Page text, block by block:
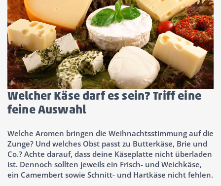
Welcher Käse darf es sein? Triff eine
feine Auswahl
Welche Aromen bringen die Weihnachtsstimmung auf die
Zunge? Und welches Obst passt zu Butterkäse, Brie und
Co.? Achte darauf, dass deine Käseplatte nicht überladen
ist. Dennoch sollten jeweils ein Frisch- und Weichkäse,
ein Camembert sowie Schnitt- und Hartkäse nicht fehlen.